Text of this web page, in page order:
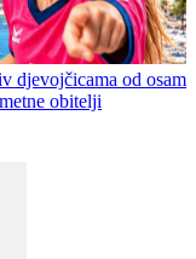
djevojčicama od osam
obitelji